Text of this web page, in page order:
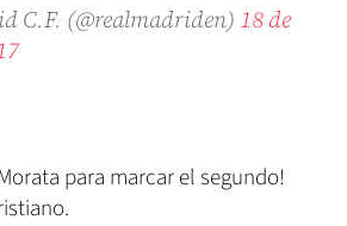
C.F. (@realmadriden) 18 de
para marcar el segundo!